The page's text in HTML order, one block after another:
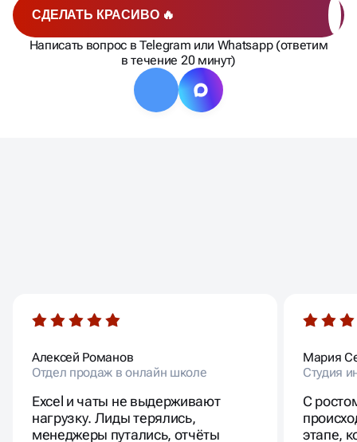
СДЕЛАТЬ КРАСИВО 🔥
Написать вопрос в Telegram или Whatsapp (ответим
в течение 20 минут)
Алексей Романов
Отдел продаж в онлайн школе
Excel и чаты не выдерживают
нагрузку. Лиды терялись,
менеджеры путались, отчёты
Мария
Студия
С
этапе,